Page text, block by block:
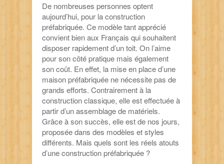
De nombreuses personnes optent
aujourd’hui, pour la construction
préfabriquée. Ce modèle tant apprécié
convient bien aux Français qui souhaitent
disposer rapidement d’un toit. On l’aime
pour son côté pratique mais également
son coût. En effet, la mise en place d’une
maison préfabriquée ne nécessite pas de
grands efforts. Contrairement à la
construction classique, elle est effectuée à
partir d’un assemblage de matériels.
Grâce à son succès, elle est de nos jours,
proposée dans des modèles et styles
différents. Mais quels sont les réels atouts
d’une construction préfabriquée ?